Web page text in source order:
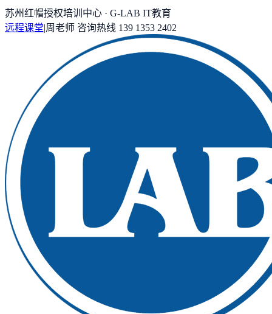
苏州红帽授权培训中心 · G-LAB IT教育
远程课堂|周老师 咨询热线 139 1353 2402